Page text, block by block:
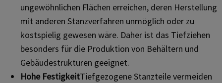
ungewöhnlichen Flächen erreichen, deren Herstellung
mit anderen Stanzverfahren unmöglich oder zu
kostspielig gewesen wäre. Daher ist das Tiefziehen
besonders für die Produktion von Behältern und
Gebäudestrukturen geeignet.
Hohe FestigkeitTiefgezogene Stanzteile vermeiden